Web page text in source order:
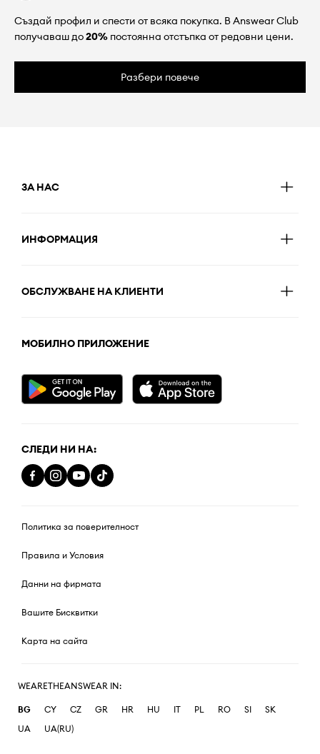
Създай профил и спести от всяка покупка. В Answear Club
получаваш до20% постоянна отстъпка от редовни цени.
Разбери повече
ЗА НАС
ИНФОРМАЦИЯ
ОБСЛУЖВАНЕ НА КЛИЕНТИ
МОБИЛНО ПРИЛОЖЕНИЕ
СЛЕДИ НИ НА:
Политика за поверителност
Правила и Условия
Данни на фирмата
Вашите Бисквитки
Карта на сайта
WEARETHEANSWEAR IN:
BG CY CZ GR HR HU IT PL RO SI
SK
UA
UA(RU)